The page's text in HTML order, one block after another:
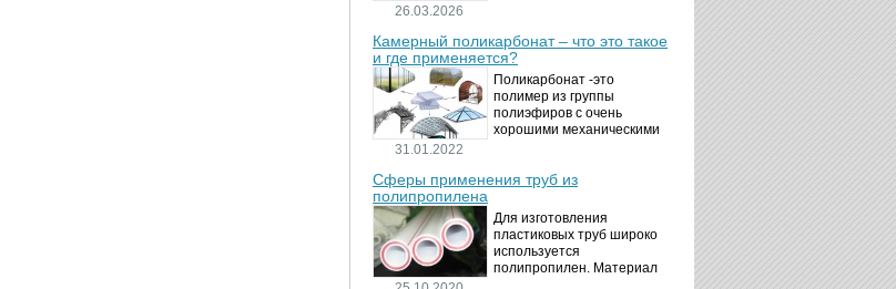
26.03.2026
безопасности
технологических процессов.
Металлорукава
представляют собой
универсальные...
Камерный поликарбонат – что это такое
и где применяется?
31.01.2022
Поликарбонат -это
полимер из группы
полиэфиров с очень
хорошими механическими
аморфный, с хорошей
высокой прозрачностью
материал идеально
подходит для...
Сферы применения труб из
полипропилена
Для изготовления
пластиковых труб широко
используется
полипропилен. Материал